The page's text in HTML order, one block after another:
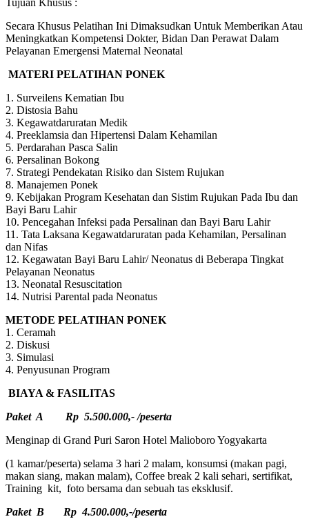
Secara Khusus Pelatihan Ini Dimaksudkan Untuk Memberikan Atau
Meningkatkan Kompetensi Dokter, Bidan Dan Perawat Dalam
Pelayanan Emergensi Maternal Neonatal
MATERI PELATIHAN PONEK
1. Surveilens Kematian Ibu
2. Distosia Bahu
3. Kegawatdaruratan Medik
4. Preeklamsia dan Hipertensi Dalam Kehamilan
5. Perdarahan Pasca Salin
6. Persalinan Bokong
7. Strategi Pendekatan Risiko dan Sistem Rujukan
8. Manajemen Ponek
9. Kebijakan Program Kesehatan dan Sistim Rujukan Pada Ibu dan
Bayi Baru Lahir
10. Pencegahan Infeksi pada Persalinan dan Bayi Baru Lahir
11. Tata Laksana Kegawatdaruratan pada Kehamilan, Persalinan
dan Nifas
12. Kegawatan Bayi Baru Lahir/ Neonatus di Beberapa Tingkat
Pelayanan Neonatus
13. Neonatal Resuscitation
14. Nutrisi Parental pada Neonatus
METODE PELATIHAN PONEK
1. Ceramah
2. Diskusi
3. Simulasi
4. Penyusunan Program
BIAYA & FASILITAS
Paket A Rp 5.500.000,- /peserta
Menginap di Grand Puri Saron Hotel Malioboro Yogyakarta
(1 kamar/peserta) selama 3 hari 2 malam, konsumsi (makan pagi,
makan siang, makan malam), Coffee break 2 kali sehari, sertifikat,
Training kit, foto bersama dan sebuah tas eksklusif.
Paket B Rp 4.500.000,-/peserta